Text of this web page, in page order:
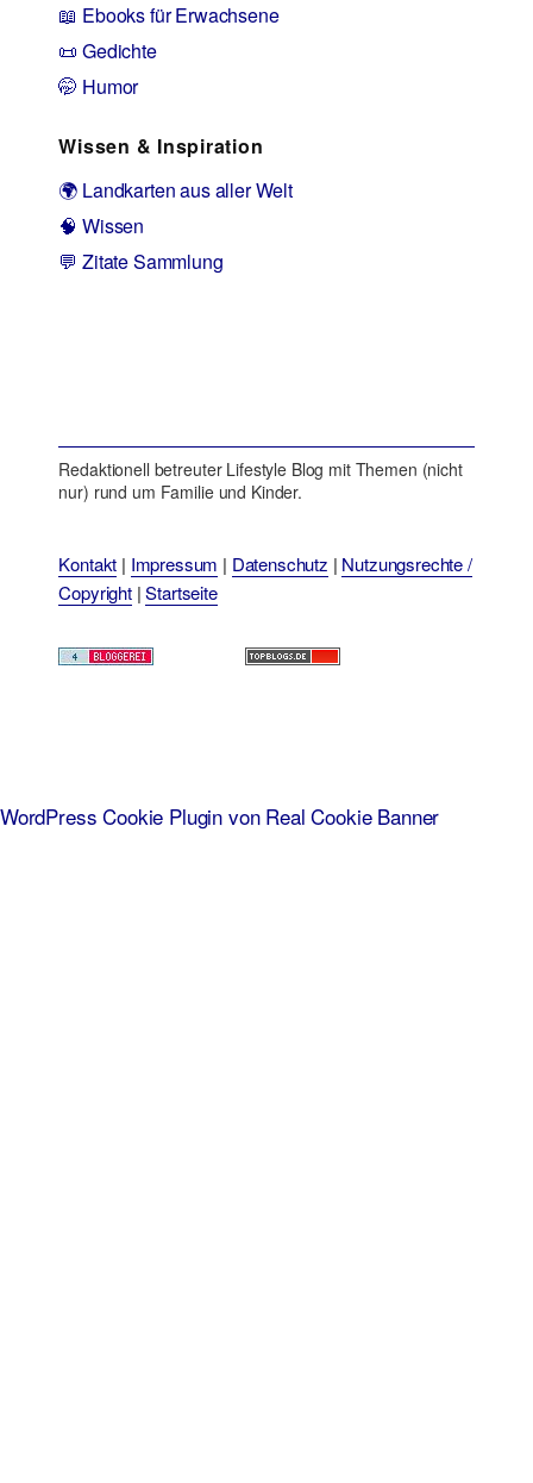
📖 Ebooks für Erwachsene
📜 Gedichte
🤭 Humor
Wissen & Inspiration
🌍 Landkarten aus aller Welt
🧠 Wissen
💬 Zitate Sammlung
Redaktionell betreuter Lifestyle Blog mit Themen (nicht
nur) rund um Familie und Kinder.
Kontakt | Impressum | Datenschutz | Nutzungsrechte /
Copyright|Startseite
WordPress Cookie Plugin von Real Cookie Banner